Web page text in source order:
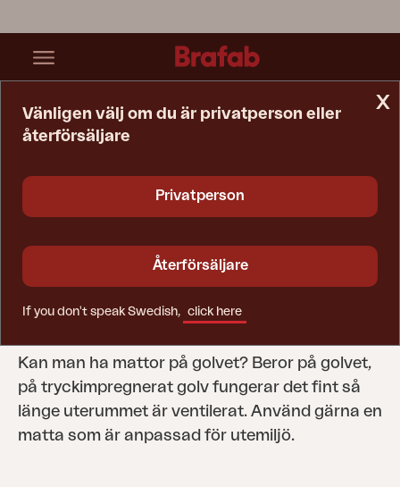
Utemöbler i uterum
Kan man ha sina utemöbler i ett oisolerat
uterum? Det går bra att ha utemöbler i ett
Kan man ha mattor på golvet? Beror på golvet,
på tryckimpregnerat golv fungerar det fint så
länge uterummet är ventilerat. Använd gärna en
matta som är anpassad för utemiljö.
x
Vänligen välj om du är privatperson eller
återförsäljare
Privatperson
Återförsäljare
If you don't speak Swedish, click here